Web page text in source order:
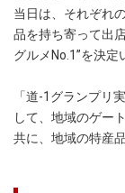
当日は、それぞれ
品を持ち寄って出
グルメNo.1”を決定
「道-1グランプリ
して、地域のゲー
共に、地域の特産